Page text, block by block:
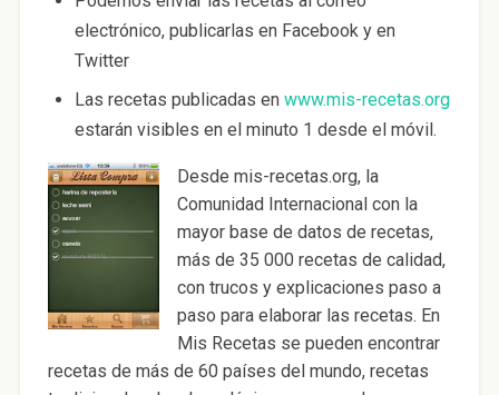
electrónico, publicarlas en Facebook y en
Twitter
Las recetas publicadas en www.mis-recetas.org
estarán visibles en el minuto 1 desde el móvil.
Desde mis-recetas.org, la
Comunidad Internacional con la
mayor base de datos de recetas,
más de 35 000 recetas de calidad,
con trucos y explicaciones paso a
paso para elaborar las recetas. En
Mis Recetas se pueden encontrar
recetas de más de 60 países del mundo, recetas